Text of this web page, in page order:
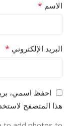
الاسم *
البريد الإلكتروني *
احفظ اسمي،
هذا المتصفح